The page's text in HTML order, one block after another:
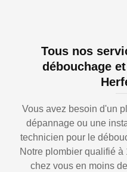
Tous nos
débouchage
Vous avez besoin d'un
dépannage ou une
technicien pour le
Notre plombier qualifié
chez vous en moins